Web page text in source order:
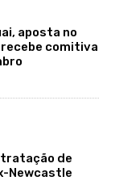
aposta no
comitiva
de
Newcastle